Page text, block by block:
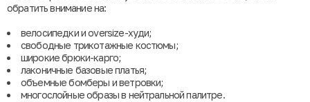
обратить внимание на:
велосипедки и oversize-худи;
свободные трикотажные костюмы;
широкие брюки-карго;
лаконичные базовые платья;
объемные бомберы и ветровки;
многослойные образы в нейтральной палитре.